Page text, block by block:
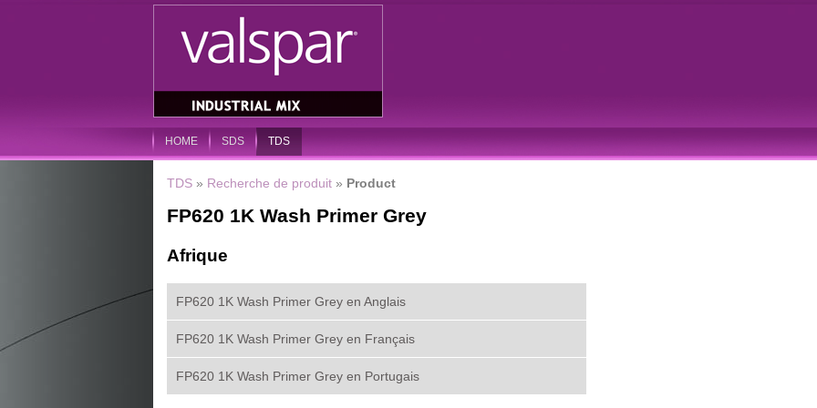
HOME SDS TDS
TDS » Recherche de produit » Product
FP620 1K Wash Primer Grey
Afrique
FP620 1K Wash Primer Grey en Anglais
FP620 1K Wash Primer Grey en Français
FP620 1K Wash Primer Grey en Portugais